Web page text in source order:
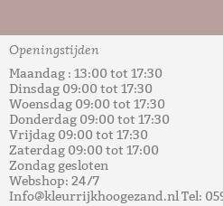
Openingstijden
Maandag : 13:00 tot 17:30
Dinsdag 09:00 tot 17:30
Woensdag 09:00 tot 17:30
Donderdag 09:00 tot 17:30
Vrijdag 09:00 tot 17:30
Zaterdag 09:00 tot 17:00
Zondag gesloten
Webshop: 24/7
Info@kleurrijkhoogezand.nl Tel: